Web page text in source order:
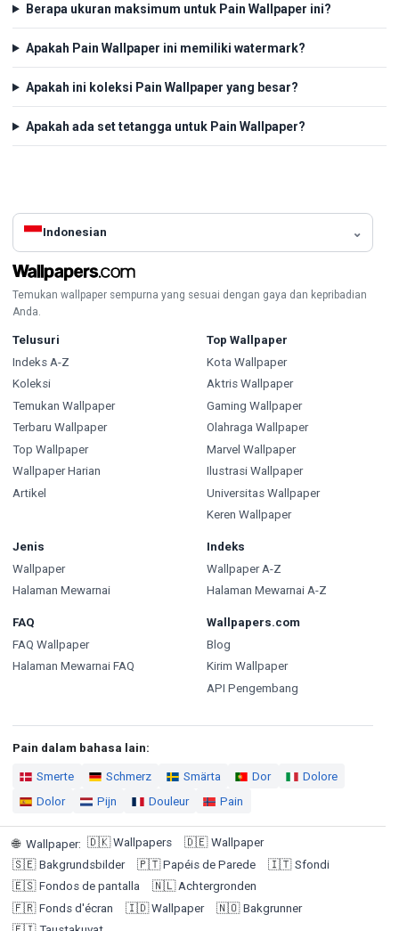
Berapa ukuran maksimum untuk Pain Wallpaper ini?
Apakah Pain Wallpaper ini memiliki watermark?
Apakah ini koleksi Pain Wallpaper yang besar?
Apakah ada set tetangga untuk Pain Wallpaper?
Indonesian
Temukan wallpaper sempurna yang sesuai dengan gaya dan kepribadian
Anda.
Telusuri
Indeks A-Z
Koleksi
Temukan Wallpaper
Terbaru Wallpaper
Top Wallpaper
Wallpaper Harian
Artikel
Top Wallpaper
Kota Wallpaper
Aktris Wallpaper
Gaming Wallpaper
Olahraga Wallpaper
Marvel Wallpaper
Ilustrasi Wallpaper
Universitas Wallpaper
Keren Wallpaper
Jenis
Wallpaper
Halaman Mewarnai
Indeks
Wallpaper A-Z
Halaman Mewarnai A-Z
FAQ
FAQ Wallpaper
Halaman Mewarnai FAQ
Wallpapers.com
Blog
Kirim Wallpaper
API Pengembang
Pain dalam bahasa lain:
Smerte Schmerz Smärta Dor
Dolore
Dolor
Pijn Douleur Pain
🌐 Wallpaper: 🇩🇰 Wallpapers 🇩🇪 Wallpaper
🇸🇪 Bakgrundsbilder 🇵🇹 Papéis de Parede 🇮🇹 Sfondi
🇪🇸 Fondos de pantalla 🇳🇱 Achtergronden
🇫🇷 Fonds d'écran 🇮🇩 Wallpaper 🇳🇴 Bakgrunner